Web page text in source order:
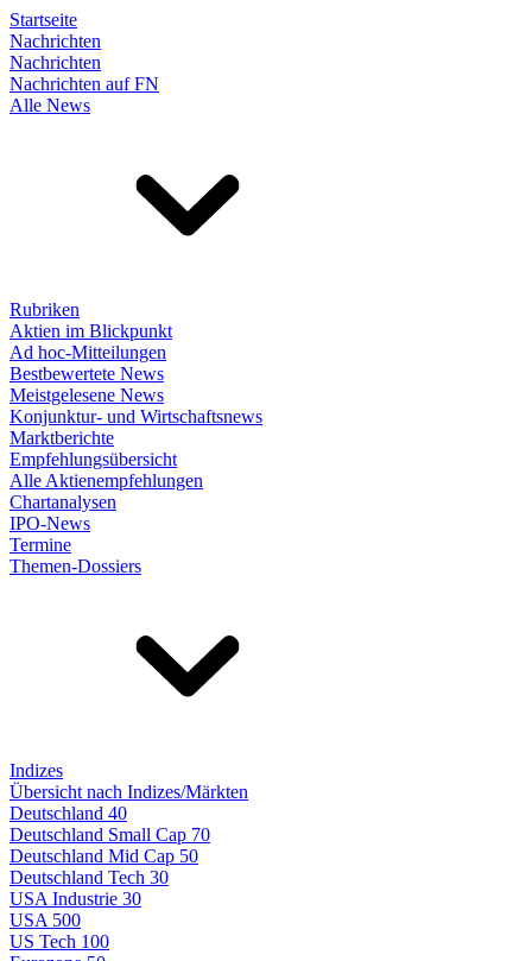
Startseite
Nachrichten
Nachrichten
Nachrichten auf FN
Alle News
Rubriken
Aktien im Blickpunkt
Ad hoc-Mitteilungen
Bestbewertete News
Meistgelesene News
Konjunktur- und Wirtschaftsnews
Marktberichte
Empfehlungsübersicht
Alle Aktienempfehlungen
Chartanalysen
IPO-News
Termine
Themen-Dossiers
Indizes
Übersicht nach Indizes/Märkten
Deutschland 40
Deutschland Small Cap 70
Deutschland Mid Cap 50
Deutschland Tech 30
USA Industrie 30
USA 500
US Tech 100